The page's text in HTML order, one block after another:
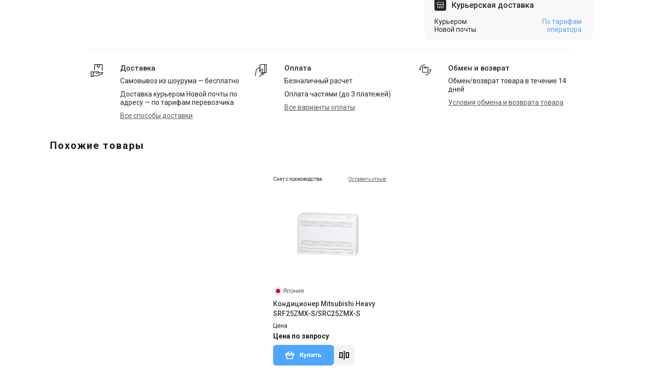
Курьерская доставка
Курьером
Новой почты
По тарифам
оператора
Доставка
Самовывоз из шоурума — бесплатно
Доставка курьером Новой почты по
адресу — по тарифам перевозчика
Все способы доставки
Оплата
Безналичный расчет
Оплата частями (до 3 платежей)
Все варианты оплаты
Обмен и возврат
Обмен/возврат товара в течение 14
дней
Условия обмена и возврата товара
Похожие товары
Снят с производства Оставить отзыв
Япония
Кондиционер Mitsubishi Heavy
SRF25ZMX-S/SRC25ZMX-S
Цена
Цена по запросу
Купить